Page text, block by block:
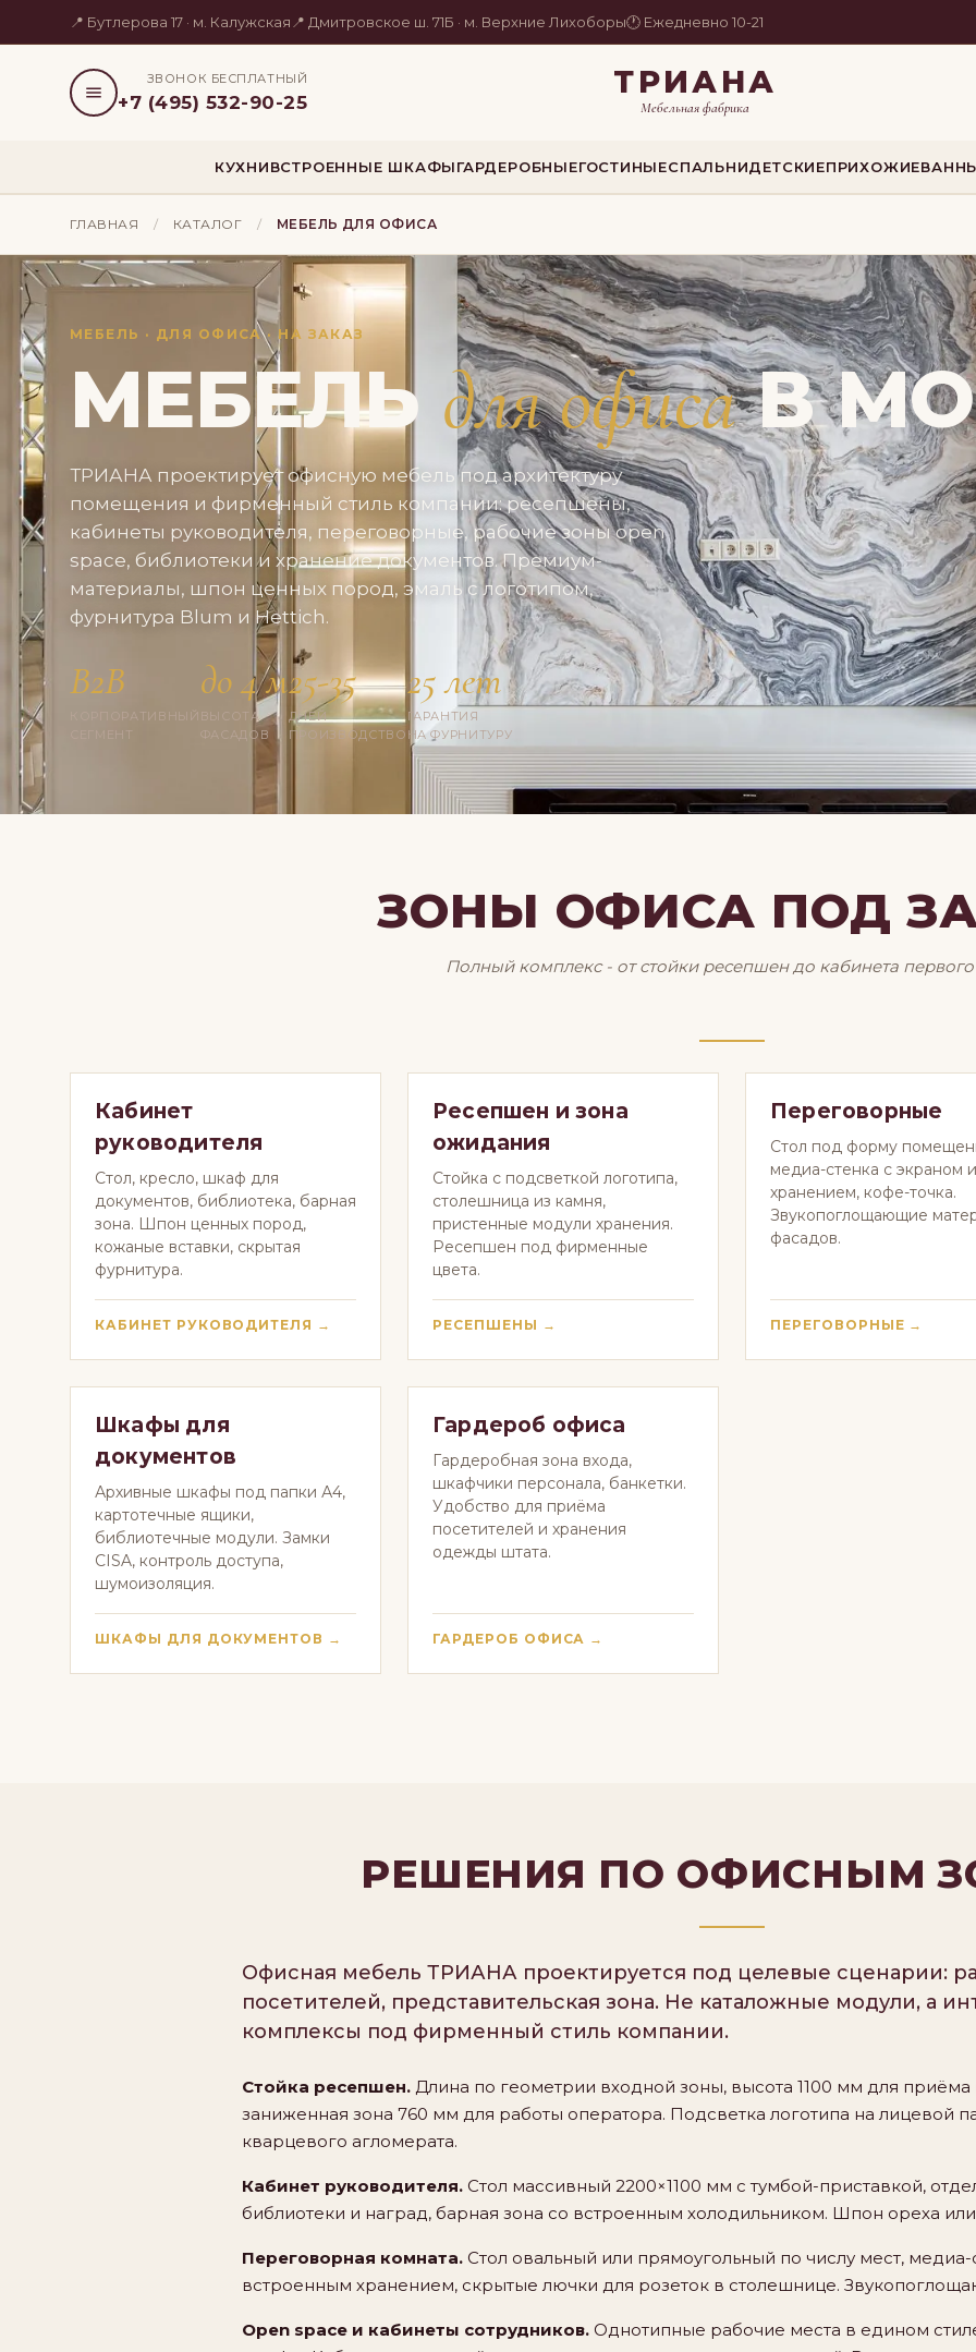
📍 Бутлерова 17 · м. Калужская 📍 Дмитровское ш. 71Б · м. Верхние Лихоборы🕐 Ежедневно 10-21
ЗВОНОК БЕСПЛАТНЫЙ
+7 (495) 532-90-25
ТРИАНА
Мебельная фабрика
КУХНИВСТРОЕННЫЕ ШКАФЫГАРДЕРОБНЫЕГОСТИНЫЕСПАЛЬНИДЕТСКИЕПРИХОЖИЕ
ГЛАВНАЯ / КАТАЛОГ / МЕБЕЛЬ ДЛЯ ОФИСА
МЕБЕЛЬ · ДЛЯ ОФИСА · НА ЗАКАЗ
МЕБЕЛЬ для офисаВ
ТРИАНА проектирует офисную мебель под архитектуру
помещения и фирменный стиль компании: ресепшены,
кабинеты руководителя, переговорные, рабочие зоны open
space, библиотеки и хранение документов. Премиум-
материалы, шпон ценных пород, эмаль с логотипом,
фурнитура Blum и Hettich.
B2B
КОРПОРАТИВНЫЙ
СЕГМЕНТ
до 4 м
ВЫСОТА
ФАСАДОВ
25-35
ДНЕЙ
ПРОИЗВОДСТВО
25 лет
ГАРАНТИЯ
НА ФУРНИТУРУ
ЗОНЫ ОФИСА ПОД
Полный комплекс - от стойки ресепшен до кабинета
Кабинет
руководителя
Стол, кресло, шкаф для
документов, библиотека, барная
зона. Шпон ценных пород,
кожаные вставки, скрытая
фурнитура.
КАБИНЕТ РУКОВОДИТЕЛЯ →
Ресепшен и зона
ожидания
Стойка с подсветкой логотипа,
столешница из камня,
пристенные модули хранения.
Ресепшен под фирменные
цвета.
РЕСЕПШЕНЫ →
Переговорные
Стол под форму
медиа-стенка с экраном и
хранением, кофе-точка.
Звукопоглощающие
фасадов.
ПЕРЕГОВОРНЫЕ →
Шкафы для
документов
Архивные шкафы под папки А4,
картотечные ящики,
библиотечные модули. Замки
CISA, контроль доступа,
шумоизоляция.
ШКАФЫ ДЛЯ ДОКУМЕНТОВ →
Гардероб офиса
Гардеробная зона входа,
шкафчики персонала, банкетки.
Удобство для приёма
посетителей и хранения
одежды штата.
ГАРДЕРОБ ОФИСА →
РЕШЕНИЯ ПО ОФИСНЫМ
Офисная мебель ТРИАНА проектируется под целевые сценарии:
посетителей, представительская зона. Не каталожные модули, а
комплексы под фирменный стиль компании.
Стойка ресепшен. Длина по геометрии входной зоны, высота 1100 мм для приёма
заниженная зона 760 мм для работы оператора. Подсветка логотипа на лицевой
кварцевого агломерата.
Кабинет руководителя. Стол массивный 2200×1100 мм с тумбой-приставкой,
библиотеки и наград, барная зона со встроенным холодильником. Шпон ореха
Переговорная комната. Стол овальный или прямоугольный по числу мест,
встроенным хранением, скрытые лючки для розеток в столешнице.
Open space и кабинеты сотрудников. Однотипные рабочие места в едином